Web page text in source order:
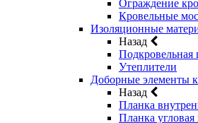
Ограждение
Кровельные
Изоляционные
Назад
Подкровельная
Утеплители
Доборные элементы
Назад
Планка
Планка